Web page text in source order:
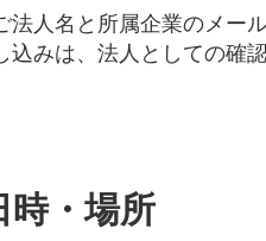
法人名と所属企業のメー
込みは、法人としての確
時・場所